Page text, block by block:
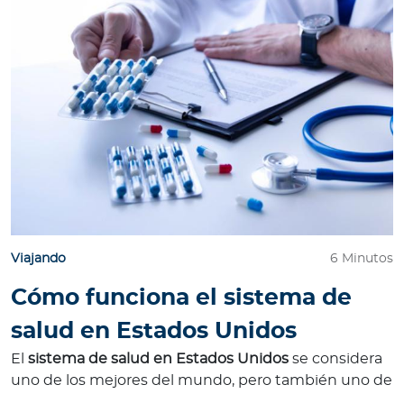
Viajando 6 Minutos
Cómo funciona el sistema de
salud en Estados Unidos
El sistema de salud en Estados Unidos se considera
uno de los mejores del mundo, pero también uno de